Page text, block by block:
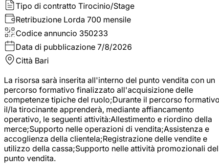
Tipo di contratto Tirocinio/Stage
Retribuzione Lorda 700 mensile
Codice annuncio 350233
Data di pubblicazione 7/8/2026
Città Bari
La risorsa sarà inserita all'interno del punto vendita con un
percorso formativo finalizzato all'acquisizione delle
competenze tipiche del ruolo;Durante il percorso
il/la tirocinante apprenderà, mediante affiancamento
operativo, le seguenti attività:Allestimento e riordino della
merce;Supporto nelle operazioni di vendita;Assistenza e
accoglienza della clientela;Registrazione delle vendite e
utilizzo della cassa;Supporto nelle attività promozionali del
punto vendita.